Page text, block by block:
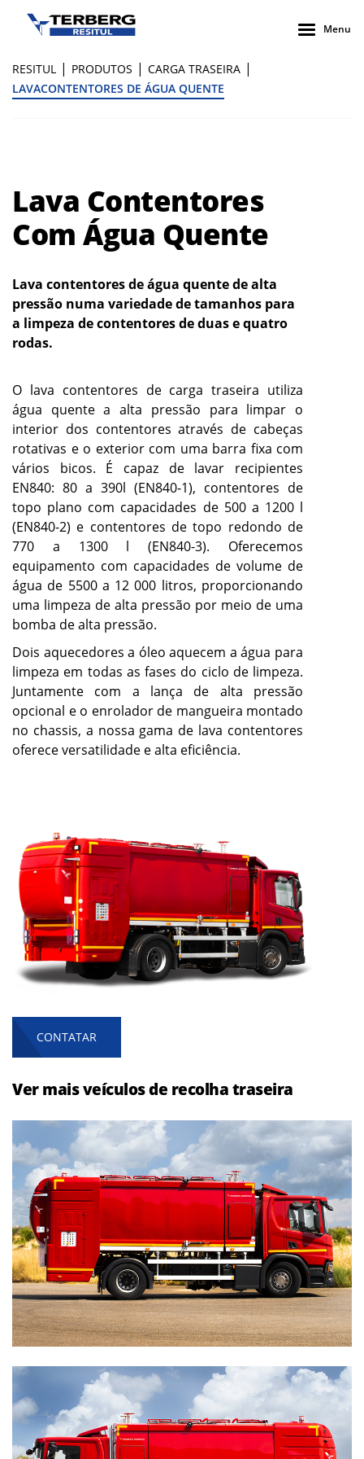
Menu
RESITUL | PRODUTOS | CARGA TRASEIRA |
LAVACONTENTORES DE ÁGUA QUENTE
Lava Contentores
Com Água Quente
Lava contentores de água quente de alta
pressão numa variedade de tamanhos para
a limpeza de contentores de duas e quatro
rodas.
O lava contentores de carga traseira utiliza
água quente a alta pressão para limpar o
interior dos contentores através de cabeças
rotativas e o exterior com uma barra fixa com
vários bicos. É capaz de lavar recipientes
EN840: 80 a 390l (EN840-1), contentores de
topo plano com capacidades de 500 a 1200 l
(EN840-2) e contentores de topo redondo de
770 a 1300 l (EN840-3). Oferecemos
equipamento com capacidades de volume de
água de 5500 a 12 000 litros, proporcionando
uma limpeza de alta pressão por meio de uma
bomba de alta pressão.
Dois aquecedores a óleo aquecem a água para
limpeza em todas as fases do ciclo de limpeza.
Juntamente com a lança de alta pressão
opcional e o enrolador de mangueira montado
no chassis, a nossa gama de lava contentores
oferece versatilidade e alta eficiência.
CONTATAR
Ver mais veículos de recolha traseira